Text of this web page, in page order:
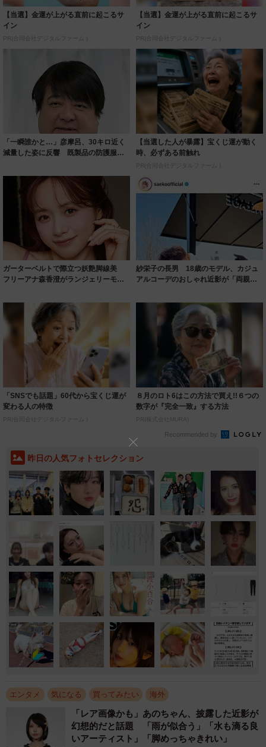
【当選】金運が上がる直前に起こるサ
イン
PR(合同会社デジタルファーム )
【当選】金運が上がる直前に起こるサ
イン
PR(合同会社デジタルファーム )
「一瞬誰かと…」彦摩呂、30キロ近く
減量した姿に反響 既製品の防護服が
【当選した人が暴露】宝くじ運が動く
時、必ずある前触れ
PR(合同会社デジタルファーム )
ガーターベルトで際立つ妖艶脚線美
フリーアナ森香澄がランジェリーモデ
紗栄子の長男 18歳のモデル、カジュ
アルコーデのおしゃれ近影が「両親の
「SNSでも話題」60代から宝くじ運が
変わる人の特徴
PR(合同会社デジタルファーム )
８月のロト6はこの方法で買え!!６つの
数字が『完全一致』する方法
PR(株式会社MURA)
Recommended by
昨日の人気フォトセレクション
エンタメ 気になる 買ってみたい 海外
「レア画像かも」あのちゃん、披露した近影が
幻想的だと話題 「雨が似合う」「水も滴る良
いアーティスト」「脚めっちゃきれい」